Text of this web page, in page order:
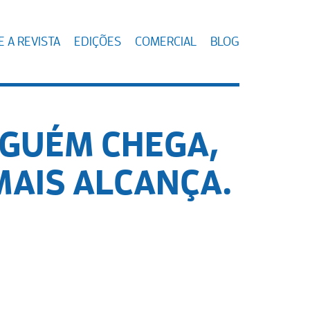
A REVISTA EDIÇÕES COMERCIAL BLOG
CHEGA,
ALCANÇA.